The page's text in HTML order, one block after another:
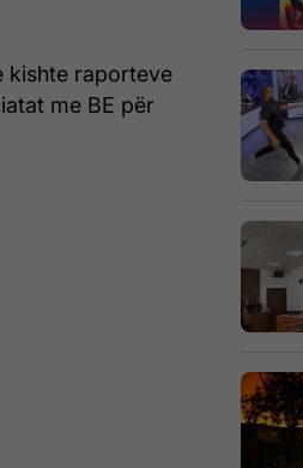
kishte raporteve
me BE për